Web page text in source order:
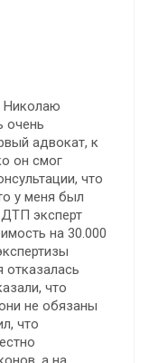
Николаю
очень
адвокат, к
он смог
что
у меня был
эксперт
на 30.000
отказалась
что
не обязаны
что